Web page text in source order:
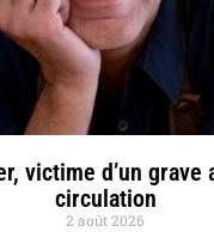
victime d’un grave
circulation
2 août 2026